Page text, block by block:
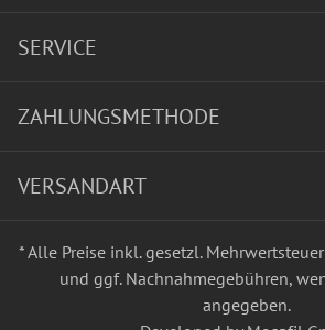
SERVICE
ZAHLUNGSMETHODE
VERSANDART
* Alle Preise inkl. gesetzl.
und ggf. Nachnahmegebühren,
angegeben.